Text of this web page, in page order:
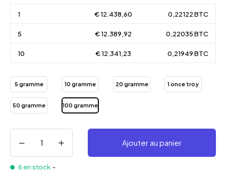
1 € 12.438,60 0,22122 BTC
5 € 12.389,92 0,22035 BTC
10 € 12.341,23 0,21949 BTC
5 gramme 10 gramme 20 gramme 1 once troy
50 gramme 100 gramme
Ajouter au panier
6 en stock -